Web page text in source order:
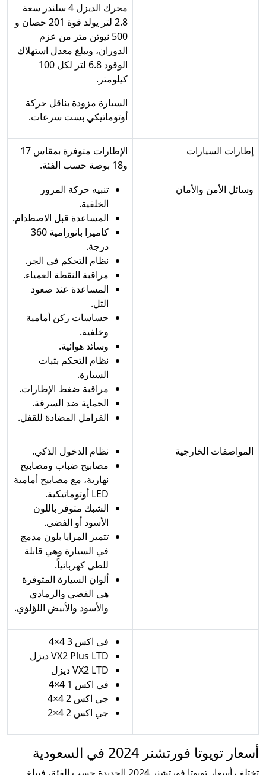
محرك الديزل 4 سلندر سعة
2.8 لتر يولد قوة 201 حصان و
500 نيوتن متر من عزم
الدوران، ويبلغ معدل استهلاك
الوقود 6.8 لتر لكل 100
كيلومتر.
السيارة مزودة بناقل حركة
أوتوماتيكي بست سرعات.
إطارات السيارات
الإطارات متوفرة بمقاس 17
و18 بوصة حسب الفئة.
وسائل الأمن والأمان
تنبيه حركة المرور
الخلفية.
المساعدة قبل الاصطدام.
كاميرا بانورامية 360
درجة.
نظام التحكم في الجر.
مراقبة النقطة العمياء.
المساعدة عند صعود
التل.
حساسات ركن أمامية
وخلفية.
وسائد هوائية.
نظام التحكم بثبات
السيارة.
مراقبة ضغط الإطارات.
الحماية ضد السرقة.
الفرامل المضادة للقفل.
المواصفات الخارجية
نظام الدخول الذكي.
مصابيح ضباب ومصابيح
نهارية، مع مصابيح أمامية
LED أوتوماتيكية.
الشبك متوفر باللون
الأسود أو الفضي.
تتميز المرايا بلون مدمج
في السيارة وهي قابلة
للطي كهربائياً.
ألوان السيارة المتوفرة
هي الفضي والرمادي
والأسود والأبيض اللؤلؤي.
في اكس 3 4×4
VX2 Plus LTD ديزل
VX2 LTD ديزل
في اكس 1 4×4
جي اكس 2 4×4
جي اكس 2 4×2
أسعار تويوتا فورتشنر 2024 في السعودية